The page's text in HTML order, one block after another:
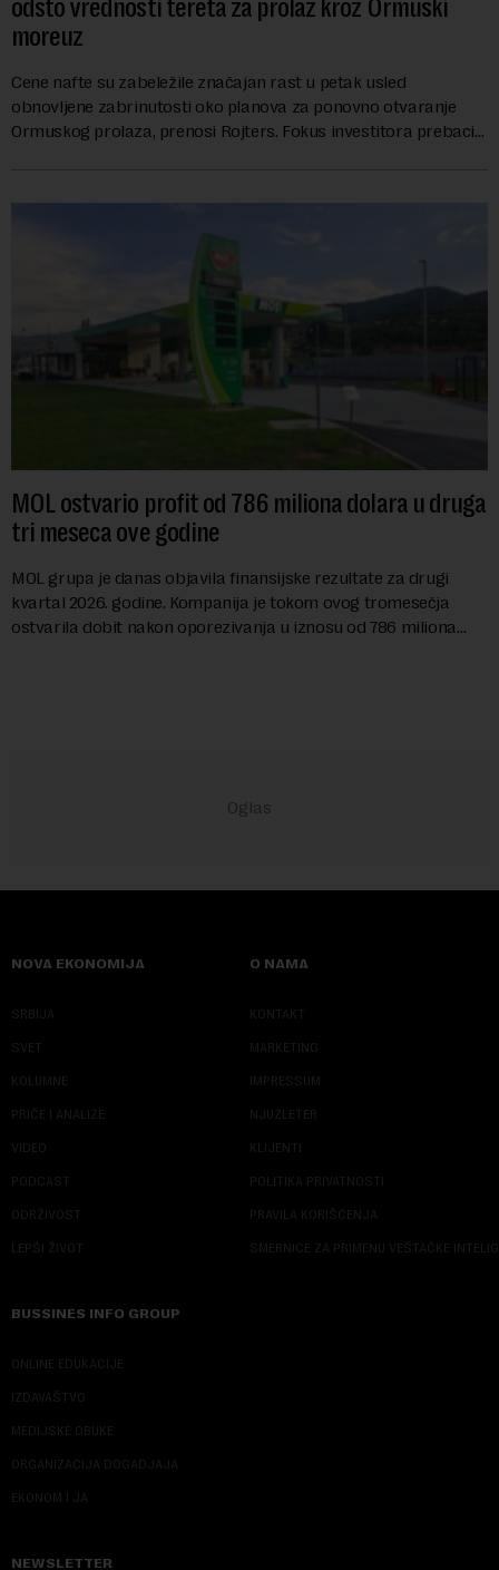
odsto vrednosti tereta za prolaz kroz Ormuski
moreuz
Cene nafte su zabeležile značajan rast u petak usled
obnovljene zabrinutosti oko planova za ponovno otvaranje
Ormuskog prolaza, prenosi Rojters. Fokus investitora prebacio
MOL ostvario profit od 786 miliona dolara u druga
tri meseca ove godine
MOL grupa je danas objavila finansijske rezultate za drugi
kvartal 2026. godine. Kompanija je tokom ovog tromesečja
ostvarila dobit nakon oporezivanja u iznosu od 786 miliona
NOVA EKONOMIJA
SRBIJA
SVET
KOLUMNE
PRIČE I ANALIZE
VIDEO
PODCAST
ODRŽIVOST
LEPŠI ŽIVOT
O NAMA
KONTAKT
MARKETING
IMPRESSUM
NJUZLETER
KLIJENTI
POLITIKA PRIVATNOSTI
PRAVILA KORIŠĆENJA
SMERNICE ZA PRIMENU VEŠTAČKE
BUSSINES INFO GROUP
ONLINE EDUKACIJE
IZDAVAŠTVO
MEDIJSKE OBUKE
ORGANIZACIJA DOGADJAJA
EKONOM I JA
NEWSLETTER